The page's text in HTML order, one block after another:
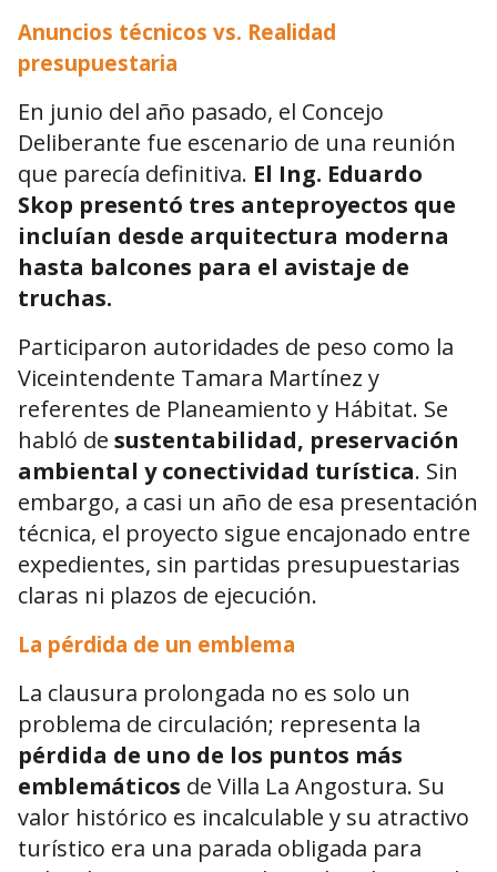
Anuncios técnicos vs. Realidad
presupuestaria
En junio del año pasado, el Concejo
Deliberante fue escenario de una reunión
que parecía definitiva. El Ing. Eduardo
Skop presentó tres anteproyectos que
incluían desde arquitectura moderna
hasta balcones para el avistaje de
truchas.
Participaron autoridades de peso como la
Viceintendente Tamara Martínez y
referentes de Planeamiento y Hábitat. Se
habló de sustentabilidad, preservación
ambiental y conectividad turística. Sin
embargo, a casi un año de esa presentación
técnica, el proyecto sigue encajonado entre
expedientes, sin partidas presupuestarias
claras ni plazos de ejecución.
La pérdida de un emblema
La clausura prolongada no es solo un
problema de circulación; representa la
pérdida de uno de los puntos más
emblemáticos de Villa La Angostura. Su
valor histórico es incalculable y su atractivo
turístico era una parada obligada para